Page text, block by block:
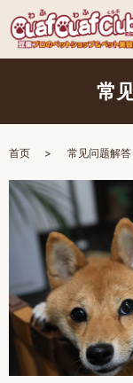
常
首页 常见问题解答